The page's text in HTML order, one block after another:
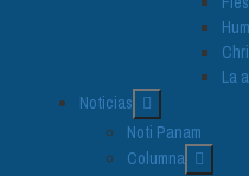
La
Noticias
Noti Panam
Columna